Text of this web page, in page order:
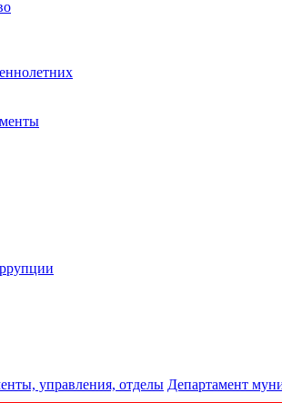
управления, отделы Департамент